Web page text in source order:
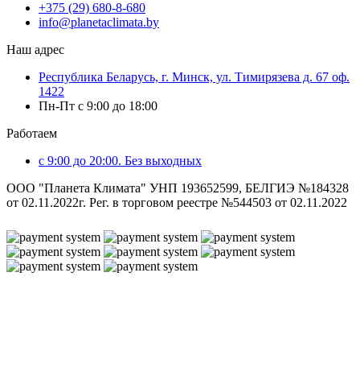
+375 (29) 680-8-680
info@planetaclimata.by
Наш адрес
Республика Беларусь, г. Минск, ул. Тимирязева д. 67 оф.
1422
Пн-Пт с 9:00 до 18:00
Работаем
с 9:00 до 20:00. Без выходных
ООО "Планета Климата" УНП 193652599, БЕЛГИЭ №184328
от 02.11.2022г. Рег. в торговом реестре №544503 от 02.11.2022